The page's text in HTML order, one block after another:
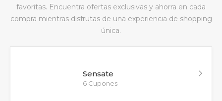
favoritas. Encuentra ofertas exclusivas y ahorra en cada
compra mientras disfrutas de una experiencia de shopping
única.
Sensate
6 Cupones